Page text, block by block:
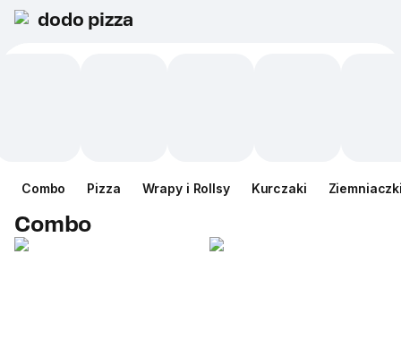
dodo pizza
Сombo Pizza Wrapy i Rollsy Kurczaki
Сombo